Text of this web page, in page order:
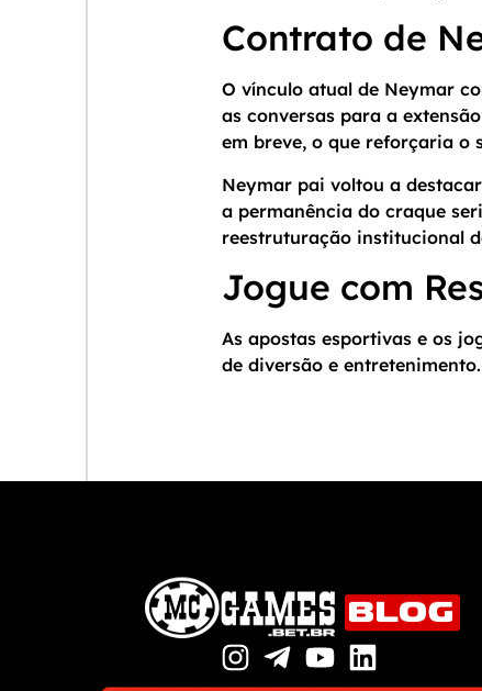
Contrato de
O vínculo atual de Neymar
as conversas para a
em breve, o que reforçaria o
Neymar pai voltou a
a permanência do craque
reestruturação institucional
Jogue com
As apostas esportivas e os
de diversão e